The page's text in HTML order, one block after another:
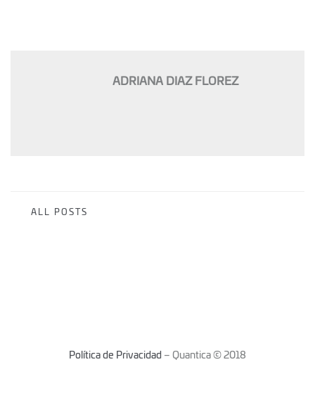
ADRIANA DIAZ FLOREZ
ALL POSTS
Política de Privacidad – Quantica © 2018